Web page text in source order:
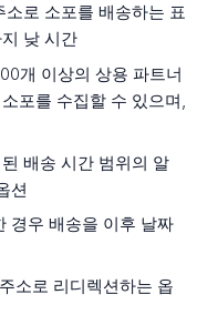
소로 소포를 배송하는 표
낮 시간
개 이상의 상용 파트너
포를 수집할 수 있으며,
배송 시간 범위의 알
션
경우 배송을 이후 날짜
소로 리디렉션하는 옵